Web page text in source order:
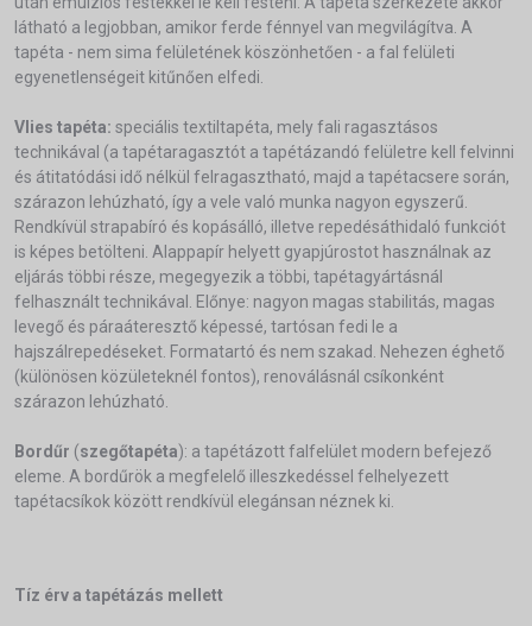
látható a legjobban, amikor ferde fénnyel van megvilágítva. A
tapéta - nem sima felületének köszönhetően - a fal felületi
egyenetlenségeit kitűnően elfedi.
Vlies tapéta: speciális textiltapéta, mely fali ragasztásos
technikával (a tapétaragasztót a tapétázandó felületre kell felvinni
és átitatódási idő nélkül felragasztható, majd a tapétacsere során,
szárazon lehúzható, így a vele való munka nagyon egyszerű.
Rendkívül strapabíró és kopásálló, illetve repedésáthidaló funkciót
is képes betölteni. Alappapír helyett gyapjúrostot használnak az
eljárás többi része, megegyezik a többi, tapétagyártásnál
felhasznált technikával. Előnye: nagyon magas stabilitás, magas
levegő és páraáteresztő képessé, tartósan fedi le a
hajszálrepedéseket. Formatartó és nem szakad. Nehezen éghető
(különösen közületeknél fontos), renoválásnál csíkonként
szárazon lehúzható.
Bordűr (szegőtapéta): a tapétázott falfelület modern befejező
eleme. A bordűrök a megfelelő illeszkedéssel felhelyezett
tapétacsíkok között rendkívül elegánsan néznek ki.
Tíz érv a tapétázás mellett